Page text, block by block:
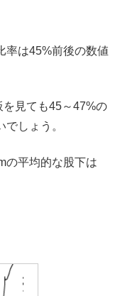
率は45%前後の数値
を見ても45～47%の
しょう。
の平均的な股下は